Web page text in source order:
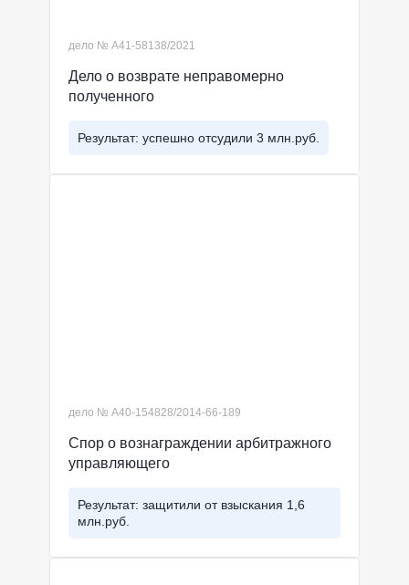
дело № А41-58138/2021
Дело о возврате неправомерно
полученного
Результат: успешно отсудили 3 млн.руб.
дело № А40-154828/2014-66-189
Спор о вознаграждении арбитражного
управляющего
Результат: защитили от взыскания 1,6
млн.руб.